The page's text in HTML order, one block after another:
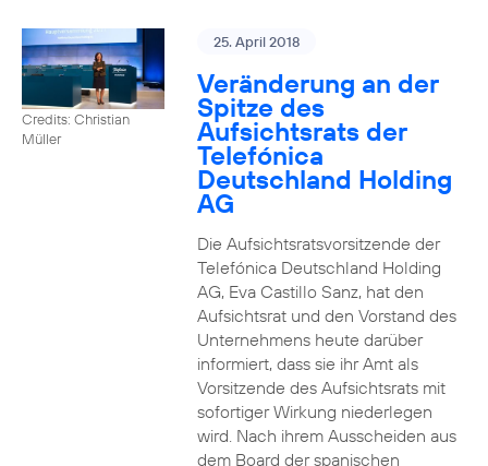
Credits: Christian
Müller
25. April 2018
Veränderung an der
Spitze des
Aufsichtsrats der
Telefónica
Deutschland Holding
AG
Die Aufsichtsratsvorsitzende der
Telefónica Deutschland Holding
AG, Eva Castillo Sanz, hat den
Aufsichtsrat und den Vorstand des
Unternehmens heute darüber
informiert, dass sie ihr Amt als
Vorsitzende des Aufsichtsrats mit
sofortiger Wirkung niederlegen
wird. Nach ihrem Ausscheiden aus
dem Board der spanischen